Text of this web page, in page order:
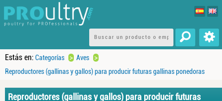
Estás en: Categorías > Aves >
Reproductores (gallinas y gallos) para producir futuras gallinas ponedoras
Reproductores (gallinas y gallos) para producir futuras